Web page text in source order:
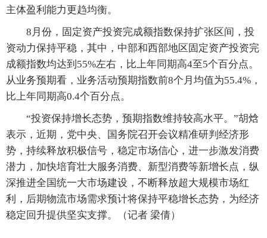
主体盈利能力更趋均衡。
8月份，固定资产投资完成额指数保持扩张区间，投
资动力保持平稳，其中，中部和西部地区固定资产投资完
成额指数均达到55%左右，比上年同期高4至5个百分点。
从业务预期看，业务活动预期指数前8个月均值为55.4%，
比上年同期高0.4个百分点。
“投资保持增长态势，预期指数维持较高水平。”胡焓
表示，近期，党中央、国务院召开会议精准研判经济形
势，持续释放积极信号，稳定市场信心，进一步激发消费
潜力，加快培育壮大服务消费、新型消费等新增长点，纵
深推进全国统一大市场建设，不断释放超大规模市场红
利，后期物流市场需求预计将保持平稳增长态势，为经济
稳定回升提供坚实支撑。（记者 梁倩）